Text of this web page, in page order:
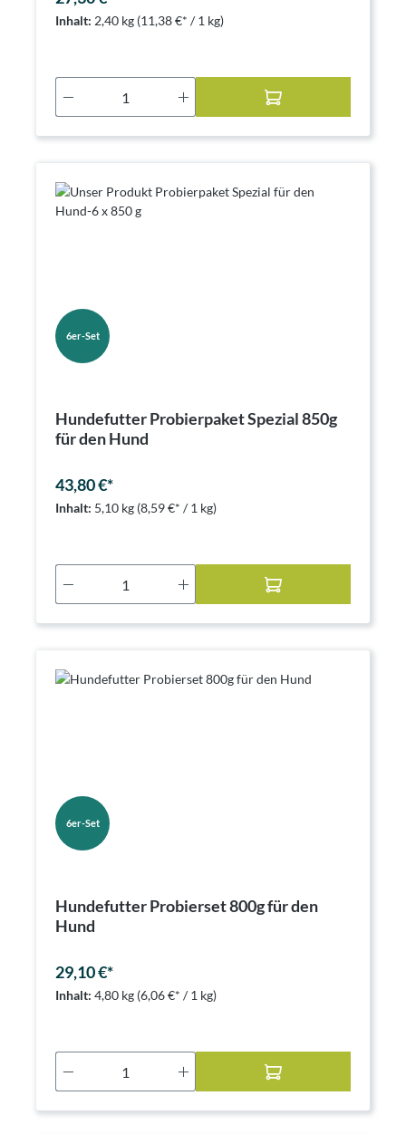
Inhalt: 2,40 kg (11,38 €* / 1 kg)
Produkt Anzahl: Gib den gewünschten
6er-Set
Hundefutter Probierpaket Spezial 850g
für den Hund
43,80 €*
Inhalt: 5,10 kg (8,59 €* / 1 kg)
Produkt Anzahl: Gib den gewünschten
6er-Set
Hundefutter Probierset 800g für den
Hund
29,10 €*
Inhalt: 4,80 kg (6,06 €* / 1 kg)
Produkt Anzahl: Gib den gewünschten